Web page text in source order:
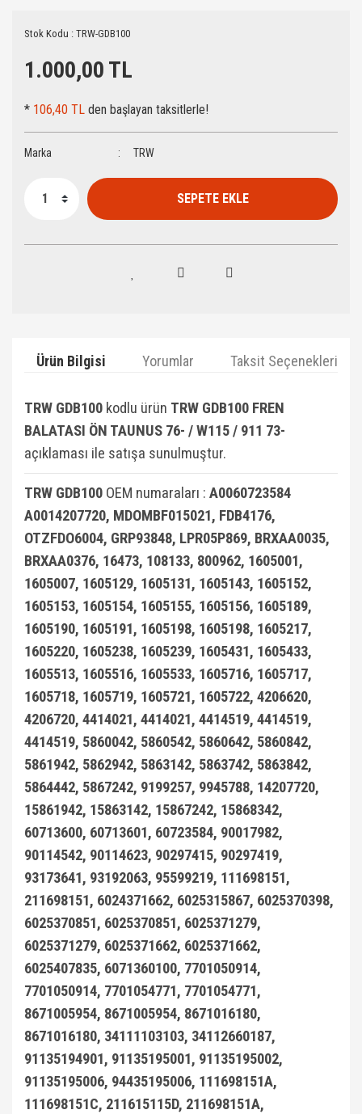
Stok Kodu : TRW-GDB100
1.000,00 TL
* 106,40 TL den başlayan taksitlerle!
Marka TRW
SEPETE EKLE
Ürün Bilgisi Yorumlar Taksit Seçenekleri
TRW GDB100 kodlu ürün TRW GDB100 FREN
BALATASI ÖN TAUNUS 76- / W115 / 911 73-
açıklaması ile satışa sunulmuştur.
TRW GDB100 OEM numaraları : A0060723584
A0014207720, MDOMBF015021, FDB4176,
OTZFDO6004, GRP93848, LPR05P869, BRXAA0035,
BRXAA0376, 16473, 108133, 800962, 1605001,
1605007, 1605129, 1605131, 1605143, 1605152,
1605153, 1605154, 1605155, 1605156, 1605189,
1605190, 1605191, 1605198, 1605198, 1605217,
1605220, 1605238, 1605239, 1605431, 1605433,
1605513, 1605516, 1605533, 1605716, 1605717,
1605718, 1605719, 1605721, 1605722, 4206620,
4206720, 4414021, 4414021, 4414519, 4414519,
4414519, 5860042, 5860542, 5860642, 5860842,
5861942, 5862942, 5863142, 5863742, 5863842,
5864442, 5867242, 9199257, 9945788, 14207720,
15861942, 15863142, 15867242, 15868342,
60713600, 60713601, 60723584, 90017982,
90114542, 90114623, 90297415, 90297419,
93173641, 93192063, 95599219, 111698151,
211698151, 6024371662, 6025315867, 6025370398,
6025370851, 6025370851, 6025371279,
6025371279, 6025371662, 6025371662,
6025407835, 6071360100, 7701050914,
7701050914, 7701054771, 7701054771,
8671005954, 8671005954, 8671016180,
8671016180, 34111103103, 34112660187,
91135194901, 91135195001, 91135195002,
91135195006, 94435195006, 111698151A,
111698151C, 211615115D, 211698151A,